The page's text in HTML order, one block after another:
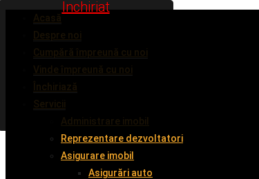
Acasă
Despre noi
Cumpără împreună cu noi
Vinde împreună cu noi
Închiriază
Servicii
Administrare imobil
Reprezentare dezvoltatori
Asigurare imobil
Asigurări auto
Inchiriat
Inchiriat
Inchiriat